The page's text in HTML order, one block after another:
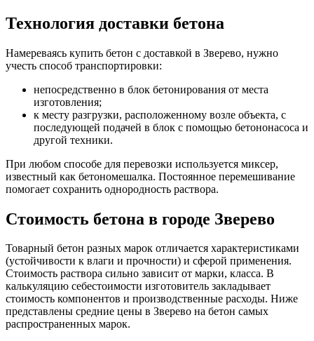
Технология доставки бетона
Намереваясь купить бетон с доставкой в Зверево, нужно
учесть способ транспортировки:
непосредственно в блок бетонирования от места
изготовления;
к месту разгрузки, расположенному возле объекта, с
последующей подачей в блок с помощью бетононасоса и
другой техники.
При любом способе для перевозки используется миксер,
известный как бетономешалка. Постоянное перемешивание
помогает сохранить однородность раствора.
Стоимость бетона в городе Зверево
Товарный бетон разных марок отличается характеристиками
(устойчивости к влаги и прочности) и сферой применения.
Стоимость раствора сильно зависит от марки, класса. В
калькуляцию себестоимости изготовитель закладывает
стоимость компонентов и производственные расходы. Ниже
представлены средние цены в Зверево на бетон самых
распространенных марок.